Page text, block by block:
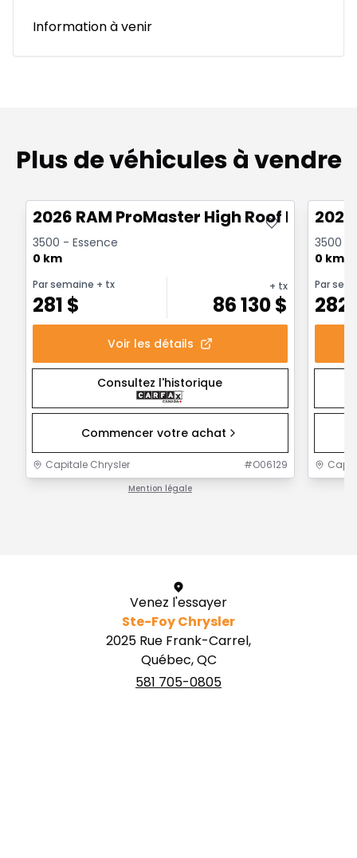
Information à venir
Plus de véhicules à vendre
2026 RAM ProMaster High Roof
3500 - Essence
0 km
Par semaine + tx
281 $
+ tx
86 130$
Voir les détails
Consultez l'historique
Commencer votre achat
Capitale Chrysler #O06129
Mention légale
3500 -
0 km
Par
282
Venez l'essayer
Ste-Foy Chrysler
2025 Rue Frank-Carrel,
Québec, QC
581 705-0805